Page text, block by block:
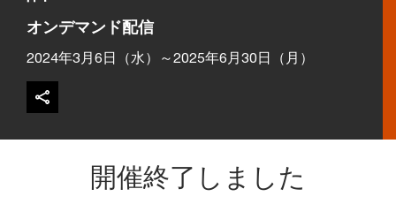
オンデマンド配信
2024年3月6日（水）～2025年6月30日（月）
開催終了しました